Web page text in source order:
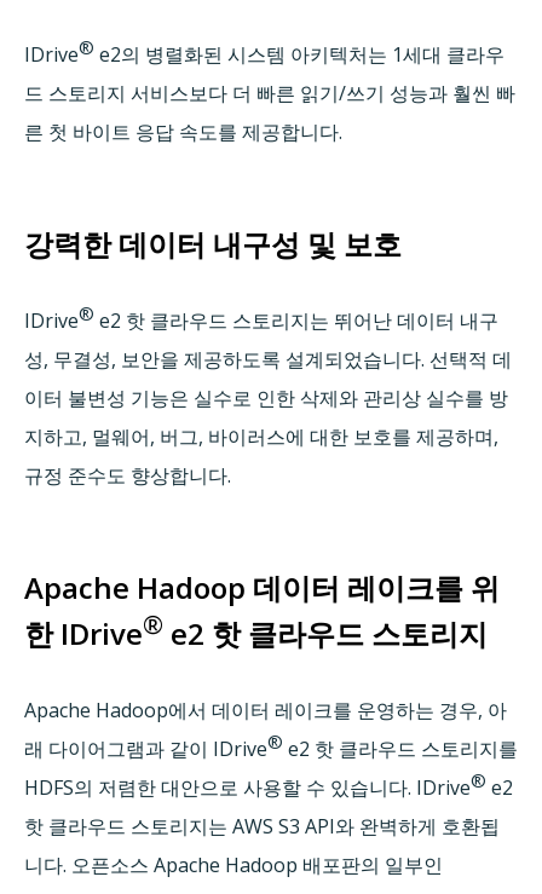
IDrive® e2의 병렬화된 시스템 아키텍처는 1세대 클라우
드 스토리지 서비스보다 더 빠른 읽기/쓰기 성능과 훨씬 빠
른 첫 바이트 응답 속도를 제공합니다.
강력한 데이터 내구성 및 보호
IDrive® e2 핫 클라우드 스토리지는 뛰어난 데이터 내구
성, 무결성, 보안을 제공하도록 설계되었습니다. 선택적 데
이터 불변성 기능은 실수로 인한 삭제와 관리상 실수를 방
지하고, 멀웨어, 버그, 바이러스에 대한 보호를 제공하며,
규정 준수도 향상합니다.
Apache Hadoop 데이터 레이크를 위
한 IDrive® e2 핫 클라우드 스토리지
Apache Hadoop에서 데이터 레이크를 운영하는 경우, 아
래 다이어그램과 같이 IDrive® e2 핫 클라우드 스토리지를
HDFS의 저렴한 대안으로 사용할 수 있습니다. IDrive® e2
핫 클라우드 스토리지는 AWS S3 API와 완벽하게 호환됩
니다. 오픈소스 Apache Hadoop 배포판의 일부인